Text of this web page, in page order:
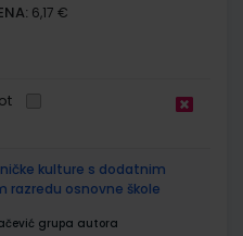
6,17 €
kulture s dodatnim
razredu osnovne škole
grupa autora